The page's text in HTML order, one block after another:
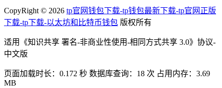
CopyRight © 2026 tp官网钱包下载-tp钱包最新下载-tp官网正版
下载-tp下载-以太坊和比特币钱包 版权所有
适用《知识共享 署名-非商业性使用-相同方式共享 3.0》协议-
中文版
页面加载时长：0.172 秒 数据库查询：18 次 占用内存：3.69
MB